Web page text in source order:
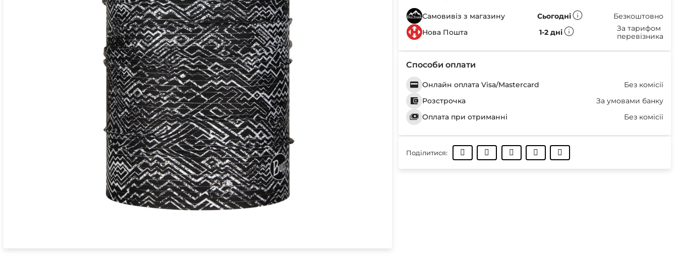
Самовивіз з магазину Сьогодні
Безкоштовно
Нова Пошта
1-2 дні
За тарифом
перевізника
Способи оплати
Онлайн оплата Visa/Mastercard
Без комісії
Розстрочка
За умовами банку
Оплата при отриманні
Без комісії
Поділитися: